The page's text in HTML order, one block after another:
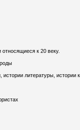
к 20 веку.
литературы, истории